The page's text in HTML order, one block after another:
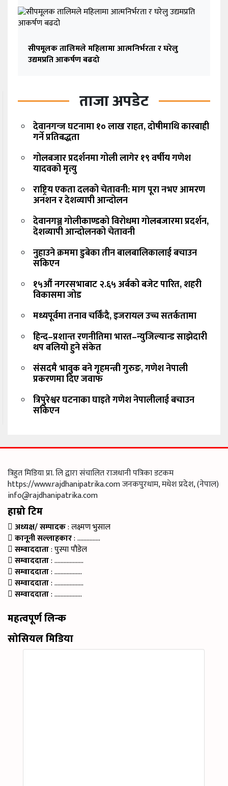
सीपमूलक तालिमले महिलामा आत्मनिर्भरता र घरेलु
उद्यमप्रति आकर्षण बढदो
ताजा अपडेट
देवानगन्ज घटनामा १० लाख राहत, दोषीमाथि कारबाही
गर्ने प्रतिबद्धता
गोलबजार प्रदर्शनमा गोली लागेर १९ वर्षीय गणेश
यादवको मृत्यु
राष्ट्रिय एकता दलको चेतावनी: माग पूरा नभए आमरण
अनशन र देशव्यापी आन्दोलन
देवानगञ्ज गोलीकाण्डको विरोधमा गोलबजारमा प्रदर्शन,
देशव्यापी आन्दोलनको चेतावनी
नुहाउने क्रममा डुबेका तीन बालबालिकालाई बचाउन
सकिएन
१५औं नगरसभाबाट २.६५ अर्बको बजेट पारित, शहरी
विकासमा जोड
मध्यपूर्वमा तनाव चर्किँदै, इजरायल उच्च सतर्कतामा
हिन्द–प्रशान्त रणनीतिमा भारत–न्युजिल्यान्ड साझेदारी
थप बलियो हुने संकेत
संसदमै भावुक बने गृहमन्त्री गुरुङ, गणेश नेपाली
प्रकरणमा दिए जवाफ
त्रिपुरेश्वर घटनाका घाइते गणेश नेपालीलाई बचाउन
सकिएन
त्रिहुत मिडिया प्रा. लि द्वारा संचालित राजधानी पत्रिका डटकम
https://www.rajdhanipatrika.com जनकपुरधाम, मधेश प्रदेश, (नेपाल)
info@rajdhanipatrika.com
हाम्रो टिम
अध्यक्ष/ सम्पादक: लक्ष्मण भुसाल
कानूनी सल्लाहकार: ……………
सम्वाददाता: पुस्पा पौडेल
सम्वाददाता: ……………….
सम्वाददाता: ………………
सम्वाददाता: ……………….
सम्वाददाता: ………………
महत्वपूर्ण लिन्क
सोसियल मिडिया